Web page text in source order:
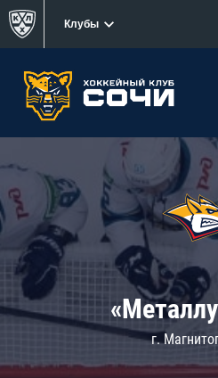
Клубы
г.